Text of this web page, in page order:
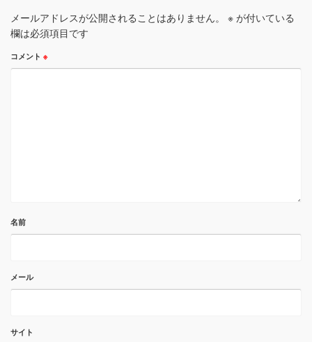
メールアドレスが公開されることはありません。 ※ が付いている
欄は必須項目です
コメント ※
名前
メール
サイト